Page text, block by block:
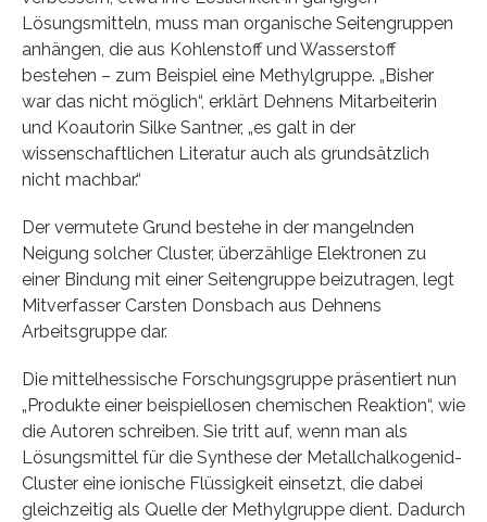
Lösungsmitteln, muss man organische Seitengruppen
anhängen, die aus Kohlenstoff und Wasserstoff
bestehen – zum Beispiel eine Methylgruppe. „Bisher
war das nicht möglich“, erklärt Dehnens Mitarbeiterin
und Koautorin Silke Santner, „es galt in der
wissenschaftlichen Literatur auch als grundsätzlich
nicht machbar.“
Der vermutete Grund bestehe in der mangelnden
Neigung solcher Cluster, überzählige Elektronen zu
einer Bindung mit einer Seitengruppe beizutragen, legt
Mitverfasser Carsten Donsbach aus Dehnens
Arbeitsgruppe dar.
Die mittelhessische Forschungsgruppe präsentiert nun
„Produkte einer beispiellosen chemischen Reaktion“, wie
die Autoren schreiben. Sie tritt auf, wenn man als
Lösungsmittel für die Synthese der Metallchalkogenid-
Cluster eine ionische Flüssigkeit einsetzt, die dabei
gleichzeitig als Quelle der Methylgruppe dient. Dadurch